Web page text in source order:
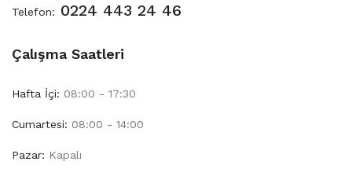
Telefon: 0224 443 24 46
Çalışma Saatleri
Hafta İçi: 08:00 - 17:30
Cumartesi: 08:00 - 14:00
Pazar: Kapalı